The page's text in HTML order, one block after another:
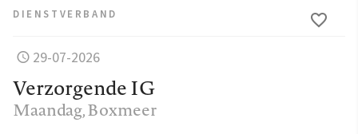
DIENSTVERBAND
29-07-2026
Verzorgende IG
Maandag, Boxmeer